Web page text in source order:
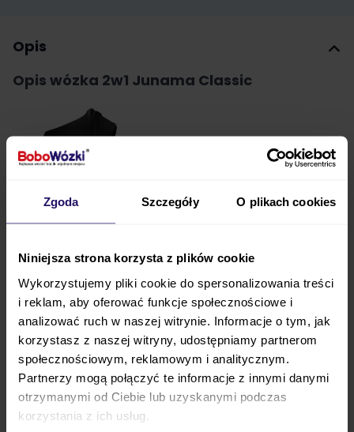
Zgoda Szczegóły O plikach cookies
Niniejsza strona korzysta z plików cookie
Wykorzystujemy pliki cookie do spersonalizowania treści
i reklam, aby oferować funkcje społecznościowe i
analizować ruch w naszej witrynie. Informacje o tym, jak
korzystasz z naszej witryny, udostępniamy partnerom
społecznościowym, reklamowym i analitycznym.
Partnerzy mogą połączyć te informacje z innymi danymi
otrzymanymi od Ciebie lub uzyskanymi podczas
korzystania z ich usług.
Opis
Opis wózka 2w1 Junama Classic
Już wkrótce w sklepie BoboWózki będzie
dostępny wózek 2w1 Junama Classic!